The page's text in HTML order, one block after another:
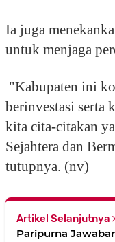
Ia juga
untuk menjaga
"Kabupaten ini
berinvestasi serta
kita cita-citakan
Sejahtera dan
tutupnya. (nv)
Artikel Selanjutnya
Paripurna